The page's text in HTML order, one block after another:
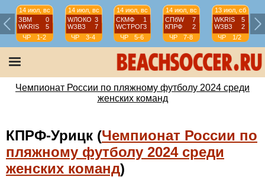
14 июл, вс
ЗВМ
0
WKRIS
5
ЧР
1-2
14 июл, вс
WЛОКО 3
WЗВЗ
7
ЧР
3-4
14 июл, вс
СКМФ
1
WCТРОГ3
ЧР
5-6
14 июл, вс
СПбW
7
КПРФ
2
ЧР
7-8
13 июл, сб
WKRIS
5
WЗВЗ
2
ЧР
1/2
Чемпионат России по пляжному футболу 2024 среди
женских команд
КПРФ-Урицк (Чемпионат России по
пляжному футболу 2024 среди
женских команд)